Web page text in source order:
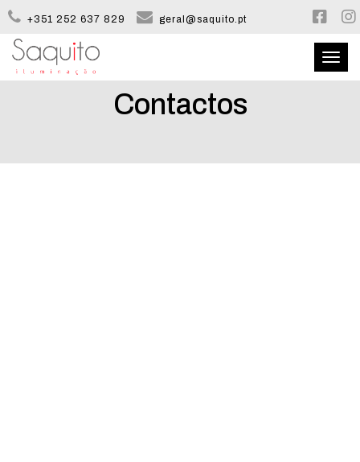
+351 252 637 829 geral@saquito.pt
Toggle
Contactos